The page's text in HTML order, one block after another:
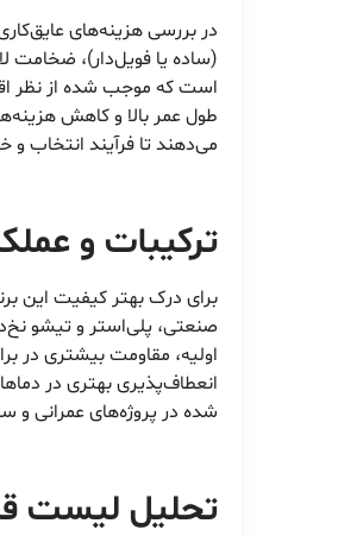
در بررسی هزینه‌های
(ساده یا فویل‌دار)، ضخامت
است که موجب شده از نظر
طول عمر بالا و کاهش
می‌دهند تا فرآیند انتخاب و
ترکیبات و
برای درک بهتر کیفیت این
صنعتی، پلی‌استر و تیشو
اولیه، مقاومت بیشتری در
انعطاف‌پذیری بهتری در
شده در پروژه‌های عمرانی و
تحلیل لیست